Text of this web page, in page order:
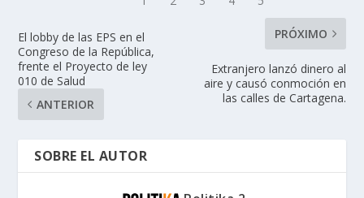
El lobby de las EPS en el
Congreso de la República,
frente el Proyecto de ley
010 de Salud
ANTERIOR
PRÓXIMO
Extranjero lanzó dinero al
aire y causó conmoción en
las calles de Cartagena.
SOBRE EL AUTOR